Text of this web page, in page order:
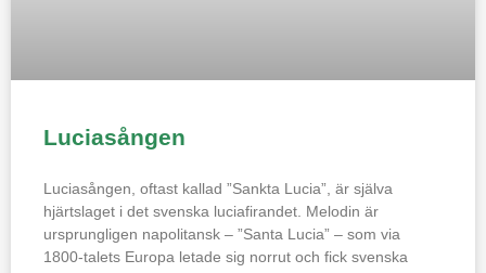
Luciasången
Luciasången, oftast kallad ”Sankta Lucia”, är själva
hjärtslaget i det svenska luciafirandet. Melodin är
ursprungligen napolitansk – ”Santa Lucia” – som via
1800-talets Europa letade sig norrut och fick svenska